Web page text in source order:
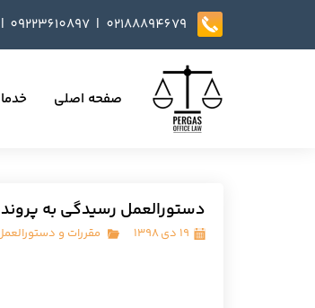
صفحه اصلی
09223610897​​​​​​​ | 02188894679
دستورالعمل رسیدگی به
۱۹ دی ۱۳۹۸ مقررات و